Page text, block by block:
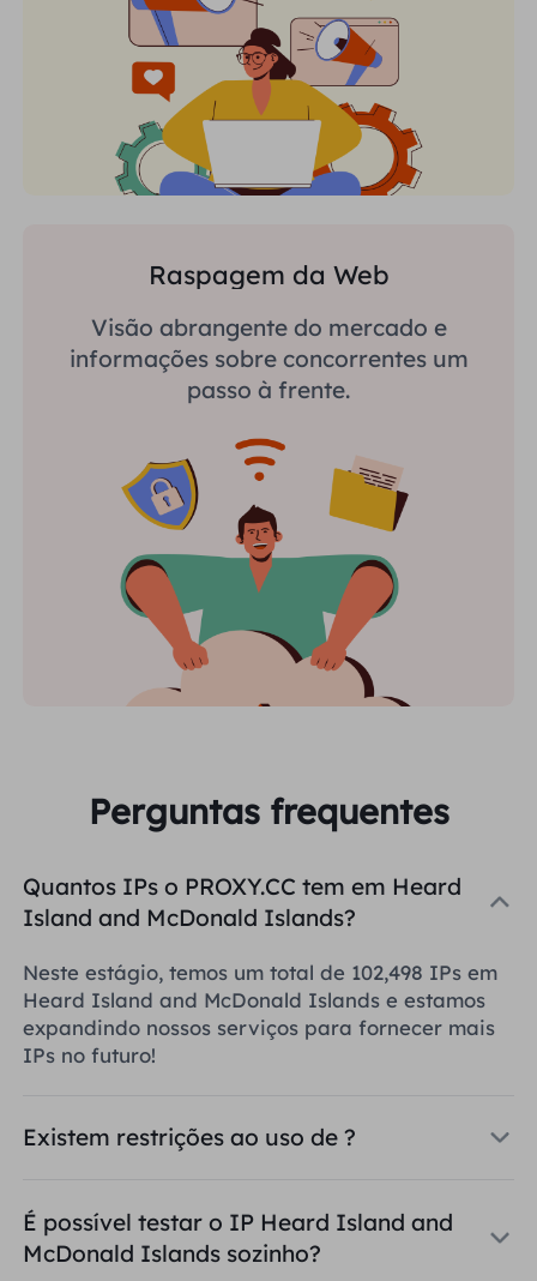
Raspagem da Web
Visão abrangente do mercado e
informações sobre concorrentes um
passo à frente.
Perguntas frequentes
Quantos IPs o PROXY.CC tem em Heard
Island and McDonald Islands?
Neste estágio, temos um total de 102,498 IPs em
Heard Island and McDonald Islands e estamos
expandindo nossos serviços para fornecer mais
IPs no futuro!
Existem restrições ao uso de ?
É possível testar o IP Heard Island and
McDonald Islands sozinho?